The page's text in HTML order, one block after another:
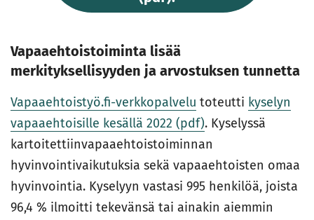
Vapaaehtoistoiminta lisää
merkityksellisyyden ja arvostuksen tunnetta
Vapaaehtoistyö.fi-verkkopalvelu toteutti kyselyn
vapaaehtoisille kesällä 2022 (pdf). Kyselyssä
kartoitettiinvapaaehtoistoiminnan
hyvinvointivaikutuksia sekä vapaaehtoisten omaa
hyvinvointia. Kyselyyn vastasi 995 henkilöä, joista
96,4 % ilmoitti tekevänsä tai ainakin aiemmin